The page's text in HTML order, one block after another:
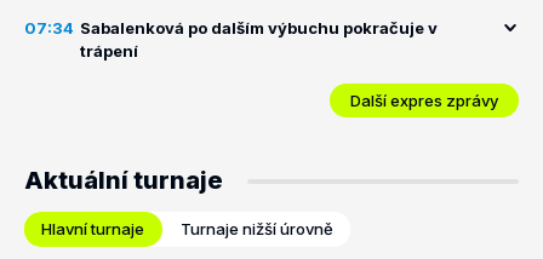
07:34 Sabalenková po dalším výbuchu pokračuje v
trápení
Další expres zprávy
Aktuální turnaje
Hlavní turnaje Turnaje nižší úrovně